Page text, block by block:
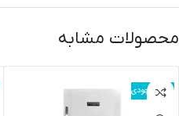
محصولات مشابه
اتمام موجودی